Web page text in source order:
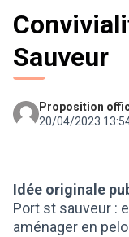
Sauveur
Proposition
20/04/2023
Idée originale
Port st sauveur :
aménager en